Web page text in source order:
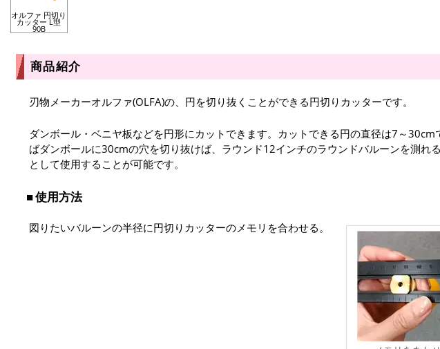
オルファ 円切り
カッター L型
90B
商品紹介
刃物メーカーオルファ(OLFA)の、円を切り抜くことができる円切りカッターです。
ダンボール・ベニヤ板などを円形にカットできます。カットできる円の直径は7～30cm
ばダンボールに30cmの穴を切り抜けば、ラウンド12インチのラウンドバルーンを測れ
として使用することが可能です。
使用方法
図りたいバルーンの半径に円切りカッターのメモリを合わせる。